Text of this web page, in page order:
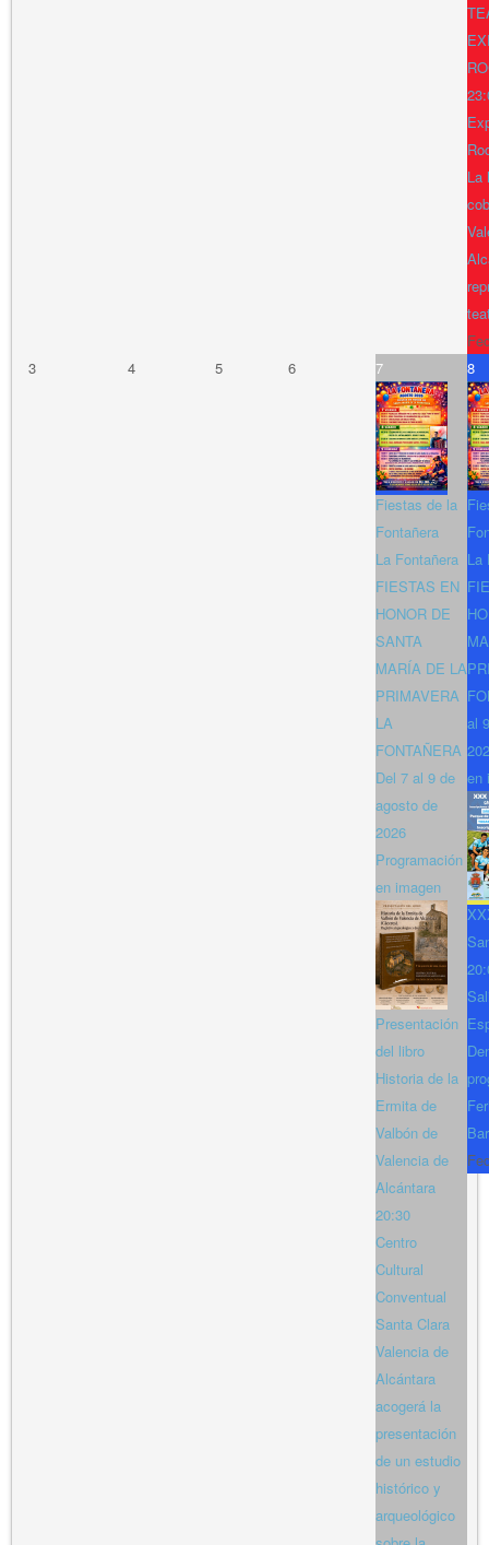
La
3
4 5 6 7
Fiestas de la
Fontañera
La Fontañera
FIESTAS EN
HONOR DE
SANTA
MARÍA DE LA
PRIMAVERA
LA
FONTAÑERA
Del 7 al 9 de
agosto de
2026
Programación
en imagen
Presentación
del libro
Historia de la
Ermita de
Valbón de
Valencia de
Alcántara
20:30
Centro
Cultural
Conventual
Santa Clara
Valencia de
Alcántara
acogerá la
presentación
de un estudio
histórico y
arqueológico
8
La
al
en